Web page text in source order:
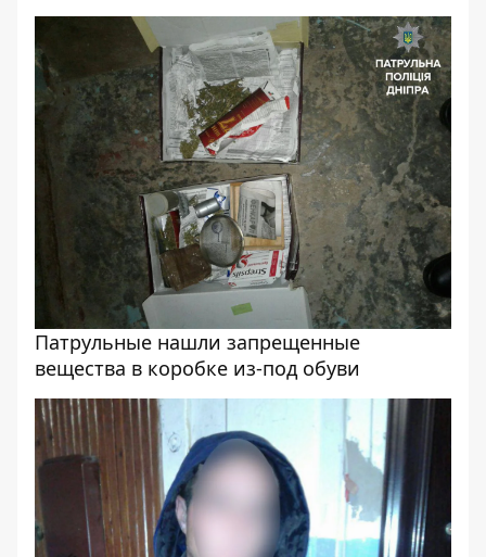
Патрульные нашли запрещенные
вещества в коробке из-под обуви